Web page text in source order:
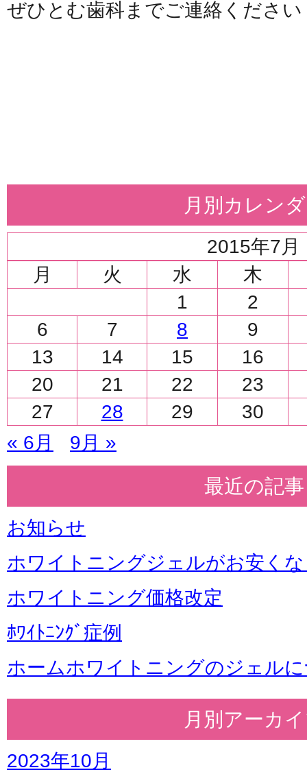
ぜひとむ歯科までご連絡ください
月別カレン
2015年7月
月
火 水
木
1
2
6
7 8
9
13
14 15
16
20
21 22
23
27
28 29 30
« 6月 9月 »
最近の記事
お知らせ
ホワイトニングジェルがお安く
ホワイトニング価格改定
ﾎﾜｲﾄﾆﾝｸﾞ症例
ホームホワイトニングのジェル
月別アーカ
2023年10月